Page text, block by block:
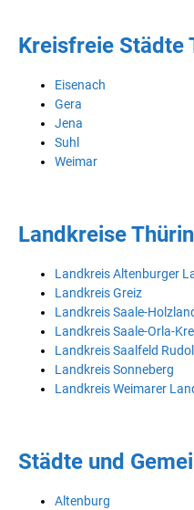
Kreisfreie Städte
Eisenach
Gera
Jena
Suhl
Weimar
Landkreise
Landkreis Altenburger
Landkreis Greiz
Landkreis Saale-
Landkreis Saale-Orla-
Landkreis Saalfeld
Landkreis Sonneberg
Landkreis Weimarer
Städte und
Altenburg